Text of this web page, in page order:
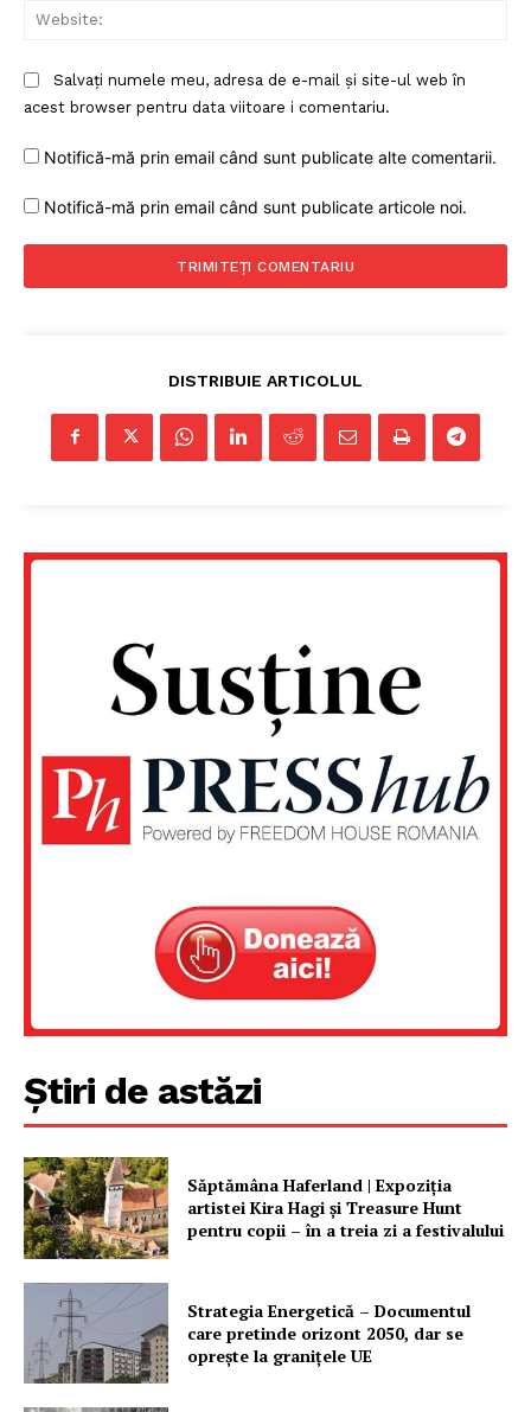
Proiecte editoriale
Rețea
Contact
Salvați numele meu, adresa de e-mail și site-ul web în
acest browser pentru data viitoare i comentariu.
Notifică-mă prin email când sunt publicate alte comentarii.
Notifică-mă prin email când sunt publicate articole noi.
DISTRIBUIE ARTICOLUL
Știri de astăzi
Săptămâna Haferland | Expoziţia
artistei Kira Hagi şi Treasure Hunt
pentru copii – în a treia zi a festivalului
Strategia Energetică – Documentul
care pretinde orizont 2050, dar se
oprește la granițele UE